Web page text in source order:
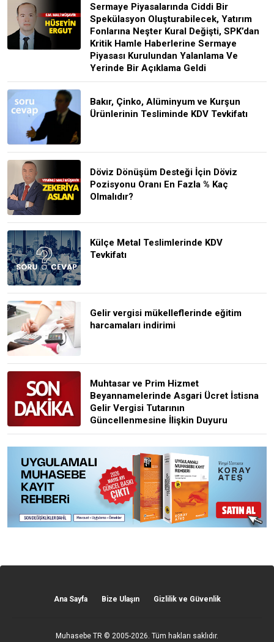
Sermaye Piyasalarında Ciddi Bir
Spekülasyon Oluşturabilecek, Yatırım
Fonlarına Neşter Kural Değişti, SPK’dan
Kritik Hamle Haberlerine Sermaye
Piyasası Kurulundan Yalanlama Ve
Yerinde Bir Açıklama Geldi
Bakır, Çinko, Alüminyum ve Kurşun
Ürünlerinin Tesliminde KDV Tevkifatı
Döviz Dönüşüm Desteği İçin Döviz
Pozisyonu Oranı En Fazla % Kaç
Olmalıdır?
Külçe Metal Teslimlerinde KDV
Tevkifatı
Gelir vergisi mükelleflerinde eğitim
harcamaları indirimi
Muhtasar ve Prim Hizmet
Beyannamelerinde Asgari Ücret İstisna
Gelir Vergisi Tutarının
Güncellenmesine İlişkin Duyuru
Ana Sayfa Bize Ulaşın Gizlilik ve Güvenlik
Muhasebe TR © 2005-2026. Tüm hakları saklıdır.